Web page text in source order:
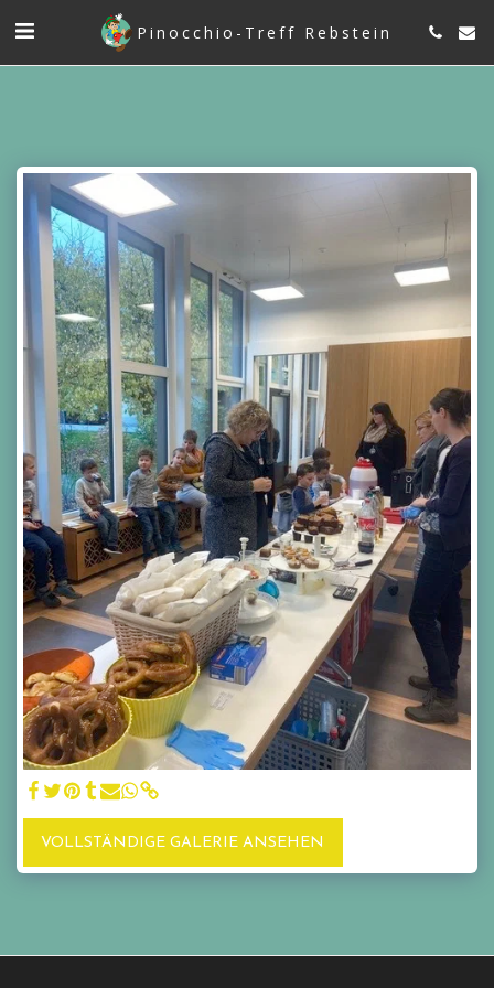
Pinocchio-Treff Rebstein
VOLLSTÄNDIGE GALERIE ANSEHEN